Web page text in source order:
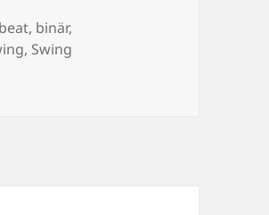
, binär,
, Swing